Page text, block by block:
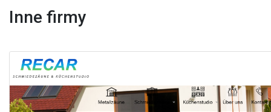
Inne firmy